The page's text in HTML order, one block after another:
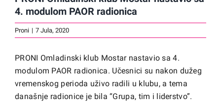
4. modulom PAOR radionica
Proni | 7 Jula, 2020
PRONI Omladinski klub Mostar nastavio sa 4.
modulom PAOR radionica. Učesnici su nakon dužeg
vremenskog perioda uživo radili u klubu, a tema
današnje radionice je bila “Grupa, tim i liderstvo”.